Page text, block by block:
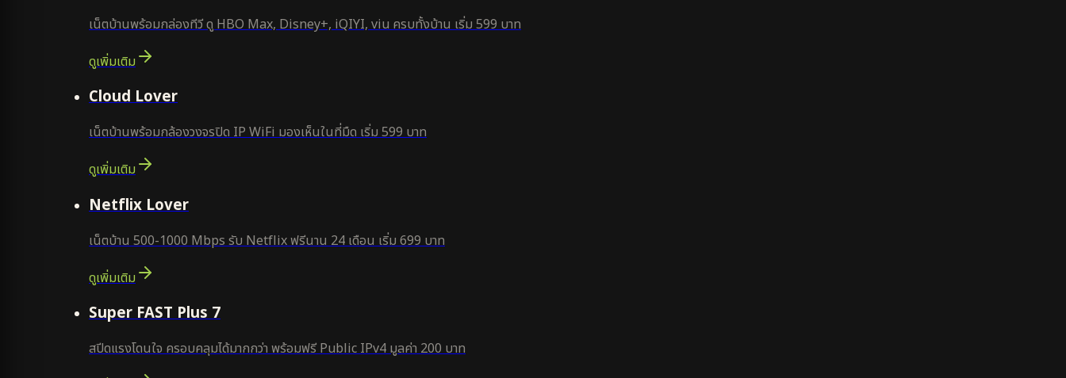
เน็ตบ้านพร้อมกล่องทีวี ดู HBO Max, Disney+, iQIYI, viu ครบทั้งบ้าน เริ่ม 599 บาท
ดูเพิ่มเติม
Cloud Lover
เน็ตบ้านพร้อมกล้องวงจรปิด IP WiFi มองเห็นในที่มืด เริ่ม 599 บาท
ดูเพิ่มเติม
Netflix Lover
เน็ตบ้าน 500-1000 Mbps รับ Netflix ฟรีนาน 24 เดือน เริ่ม 699 บาท
ดูเพิ่มเติม
Super FAST Plus 7
สปีดแรงโดนใจ ครอบคลุมได้มากกว่า พร้อมฟรี Public IPv4 มูลค่า 200 บาท